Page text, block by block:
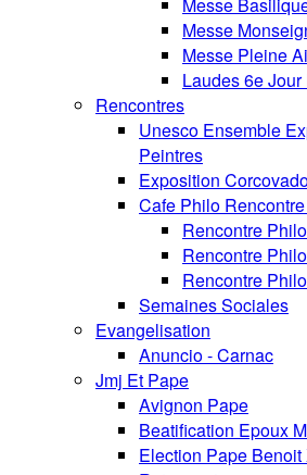
Messe
Messe
Messe Pleine
Laudes 6e
Rencontres
Unesco Ensemble
Peintres
Exposition
Cafe Philo
Rencontre
Rencontre
Rencontre
Semaines Sociales
Evangelisation
Anuncio - Carnac
Jmj Et Pape
Avignon Pape
Beatification Epoux
Election Pape